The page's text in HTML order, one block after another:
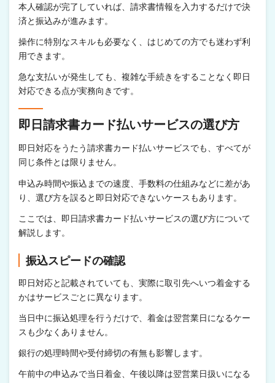
本人確認が完了していれば、請求書情報を入力するだけで決
済と振込みが進みます。
操作に特別なスキルも必要なく、はじめての方でも迷わず利
用できます。
急な支払いが発生しても、複雑な手続きをすることなく即日
対応できる点が実務向きです。
即日請求書カード払いサービスの選び方
即日対応をうたう請求書カード払いサービスでも、すべてが
同じ条件とは限りません。
申込み時間や振込までの速度、手数料の仕組みなどに差があ
り、選び方を誤ると即日対応できないケースもあります。
ここでは、即日請求書カード払いサービスの選び方について
解説します。
振込スピードの確認
即日対応と記載されていても、実際に取引先へいつ着金する
かはサービスごとに異なります。
当日中に振込処理を行うだけで、着金は翌営業日になるケー
スも少なくありません。
銀行の処理時間や受付締切の有無も影響します。
午前中の申込みで当日着金、午後以降は翌営業日扱いになる